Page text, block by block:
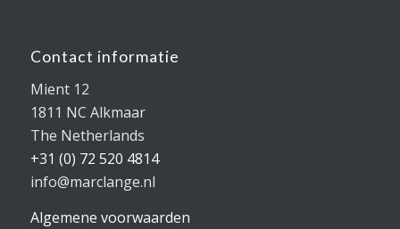
Contact informatie
Mient 12
1811 NC Alkmaar
The Netherlands
+31 (0) 72 520 4814
info@marclange.nl
Algemene voorwaarden